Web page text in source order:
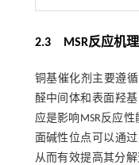
2.3 MSR反应机
铜基催化剂主要遵
醛中间体和表面羟
应是影响MSR反应
面碱性位点可以通
从而有效提高其分